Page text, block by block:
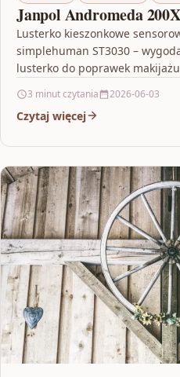
Janpol Andromeda
Lusterko kieszonkowe
simplehuman ST3030 –
lusterko do poprawek
3 minut czytania 2026-06-03
Czytaj więcej